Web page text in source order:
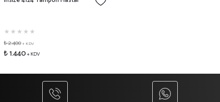
₺ 2.400+ KDV
₺ 1.440+ KDV